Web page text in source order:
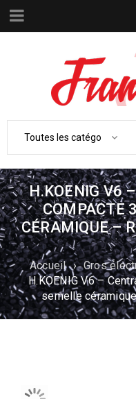
H.KOENIG V6
COMPACTE
CÉRAMIQUE –
Accueil › Gros
H.KOENIG V6 –
semelle